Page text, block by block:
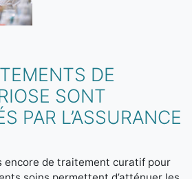
DE
SONT
PAR L’ASSURANCE
encore de traitement curatif pour